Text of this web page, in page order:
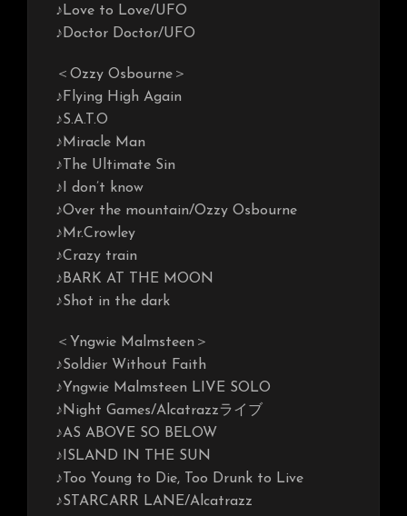
♪Love to Love/UFO
♪Doctor Doctor/UFO
＜Ozzy Osbourne＞
♪Flying High Again
♪S.A.T.O
♪Miracle Man
♪The Ultimate Sin
♪I don’t know
♪Over the mountain/Ozzy Osbourne
♪Mr.Crowley
♪Crazy train
♪BARK AT THE MOON
♪Shot in the dark
＜Yngwie Malmsteen＞
♪Soldier Without Faith
♪Yngwie Malmsteen LIVE SOLO
♪Night Games/Alcatrazzライブ
♪AS ABOVE SO BELOW
♪ISLAND IN THE SUN
♪Too Young to Die, Too Drunk to Live
♪STARCARR LANE/Alcatrazz